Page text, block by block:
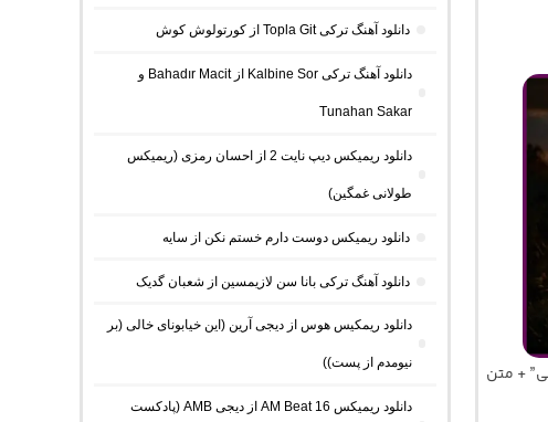
+ متن
دانلود آهنگ ترکی Topla Git از کورتولوش کوش
دانلود آهنگ ترکی Kalbine Sor از Bahadır Macit و
Tunahan Sakar
دانلود ریمیکس دیپ نایت 2 از احسان رمزی (ریمیکس
طولانی غمگین)
دانلود ریمیکس دوست دارم خستم نکن از سایه
دانلود آهنگ ترکی بانا سن لازیمسین از شعبان گدیک
دانلود ریمکیس هوس از دیجی آرین (این خیابونای خالی (بر
نیومدم از پست))
دانلود ریمیکس AM Beat 16 از دیجی AMB (پادکست